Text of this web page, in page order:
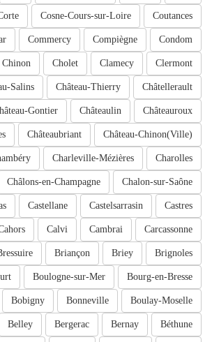
Coutances
Cosne-Cours-sur-Loire
Condom
Compiègne
Commercy
Clermont
Clamecy
Cholet
Chinon
Châtellerault
Château-Thierry
Salins
Châteauroux
Châteaulin
Gontier
Château-Chinon(Ville)
Châteaubriant
Charolles
Charleville-Mézières
Chalon-sur-Saône
Châlons-en-Champagne
Castres
Castelsarrasin
Castellane
Carcassonne
Cambrai
Calvi
Brignoles
Briey
Briançon
Bourg-en-Bresse
Boulogne-sur-Mer
Boulay-Moselle
Bonneville
Bobigny
Béthune
Bernay
Bergerac
Belley